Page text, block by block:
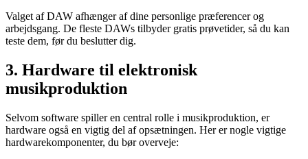
Valget af DAW afhænger af dine personlige præferencer og
arbejdsgang. De fleste DAWs tilbyder gratis prøvetider, så du kan
teste dem, før du beslutter dig.
3. Hardware til elektronisk
musikproduktion
Selvom software spiller en central rolle i musikproduktion, er
hardware også en vigtig del af opsætningen. Her er nogle vigtige
hardwarekomponenter, du bør overveje: